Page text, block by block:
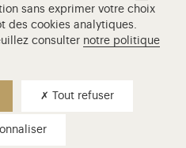
du domaine de Versailles
sans exprimer votre choix
des cookies analytiques.
consulter notre politique
Tout refuser